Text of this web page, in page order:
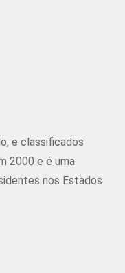
e classificados
2000 e é uma
nos Estados